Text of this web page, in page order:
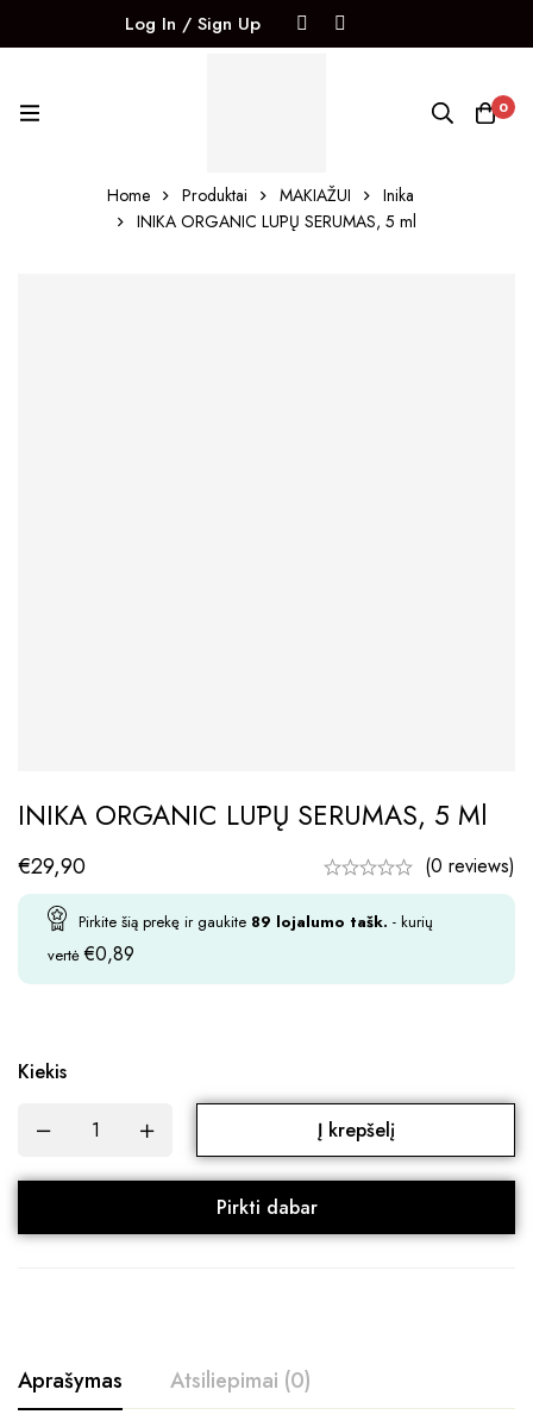
Log In / Sign Up
0
Home Produktai MAKIAŽUI
Inika
INIKA ORGANIC LŪPŲ SERUMAS, 5 ml
INIKA ORGANIC LŪPŲ SERUMAS, 5 Ml
€29,90 (0 reviews)
Pirkite šią prekę ir gaukite 89 lojalumo tašk. - kurių
vertė€0,89
Kiekis
Į krepšelį
Pirkti dabar
Aprašymas Atsiliepimai (0)